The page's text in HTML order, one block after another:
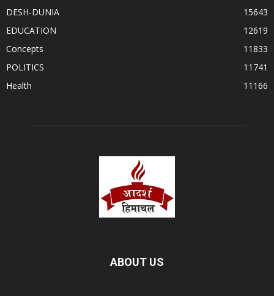
DESH-DUNIA
15643
EDUCATION
12619
Concepts
11833
POLITICS
11741
Health
11166
ABOUT US